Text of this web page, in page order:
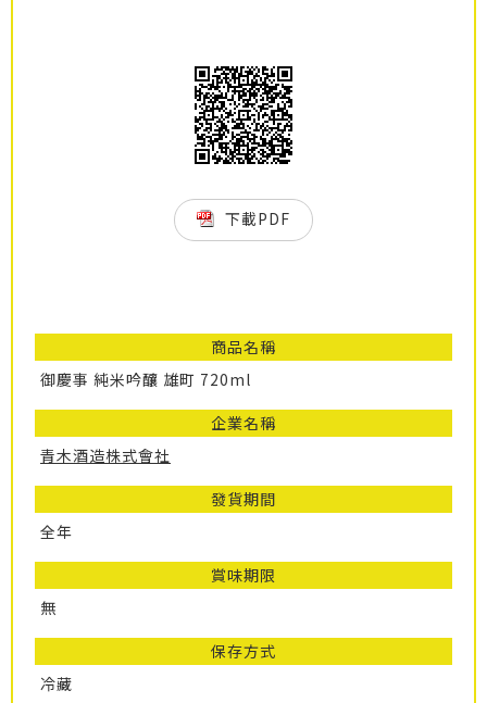
下載PDF
商品名稱
御慶事 純米吟釀 雄町 720ml
企業名稱
青木酒造株式會社
發貨期間
全年
賞味期限
無
保存方式
冷藏